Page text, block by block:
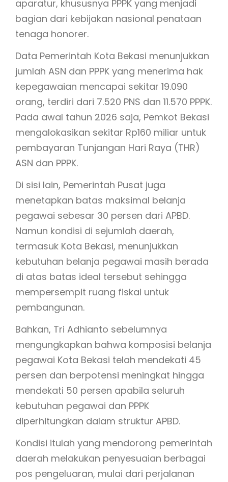
aparatur, khususnya PPPK yang menjadi
bagian dari kebijakan nasional penataan
tenaga honorer.
Data Pemerintah Kota Bekasi menunjukkan
jumlah ASN dan PPPK yang menerima hak
kepegawaian mencapai sekitar 19.090
orang, terdiri dari 7.520 PNS dan 11.570 PPPK.
Pada awal tahun 2026 saja, Pemkot Bekasi
mengalokasikan sekitar Rp160 miliar untuk
pembayaran Tunjangan Hari Raya (THR)
ASN dan PPPK.
Di sisi lain, Pemerintah Pusat juga
menetapkan batas maksimal belanja
pegawai sebesar 30 persen dari APBD.
Namun kondisi di sejumlah daerah,
termasuk Kota Bekasi, menunjukkan
kebutuhan belanja pegawai masih berada
di atas batas ideal tersebut sehingga
mempersempit ruang fiskal untuk
pembangunan.
Bahkan, Tri Adhianto sebelumnya
mengungkapkan bahwa komposisi belanja
pegawai Kota Bekasi telah mendekati 45
persen dan berpotensi meningkat hingga
mendekati 50 persen apabila seluruh
kebutuhan pegawai dan PPPK
diperhitungkan dalam struktur APBD.
Kondisi itulah yang mendorong pemerintah
daerah melakukan penyesuaian berbagai
pos pengeluaran, mulai dari perjalanan